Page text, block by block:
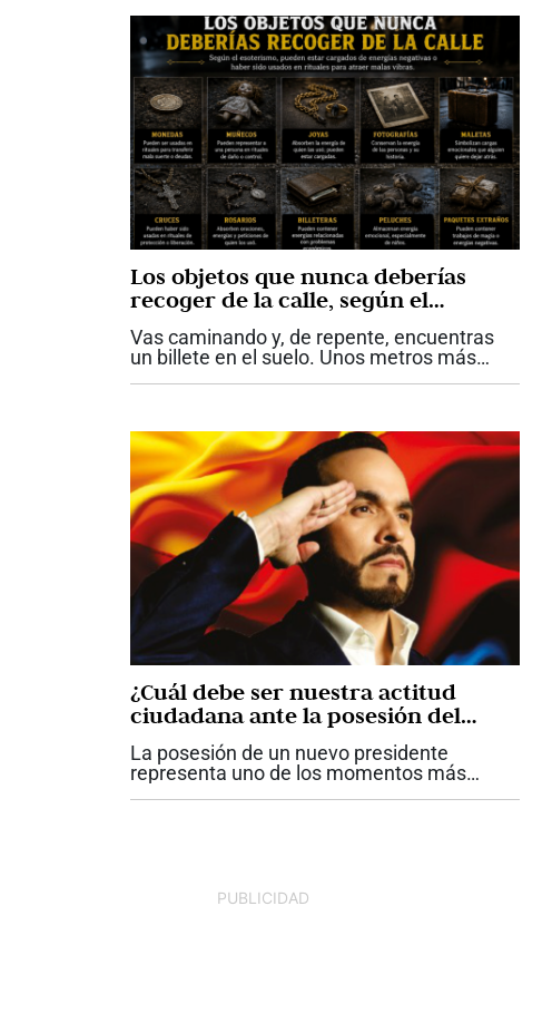
Los objetos que nunca deberías
recoger de la calle, según el
esoterismo
Vas caminando y, de repente, encuentras
un billete en el suelo. Unos metros más
perfecto estado...
¿Cuál debe ser nuestra actitud
ciudadana ante la posesión del
presidente Abelardo De La Espriella?
La posesión de un nuevo presidente
representa uno de los momentos más
PUBLICIDAD